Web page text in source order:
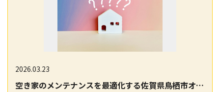
2026.03.23
空き家のメンテナンスを最適化する佐賀県鳥栖市オーナー向け実践ガイド